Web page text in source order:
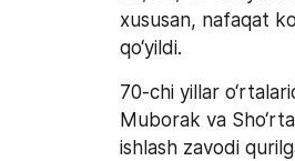
xususan, nafaqat
qo‘yildi.
70-chi yillar
Muborak va
ishlash zavodi